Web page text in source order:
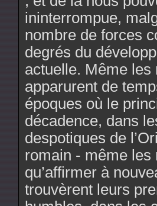
ininterrompue,
nombre de forces
degrés du
actuelle. Même
apparurent de
époques où le
décadence, dans
despotiques de
romain - même les
qu’affirmer à
trouvèrent leurs